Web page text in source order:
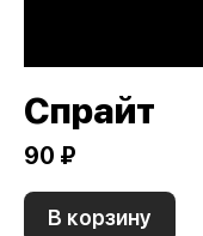
Спрайт
90 ₽
В корзину